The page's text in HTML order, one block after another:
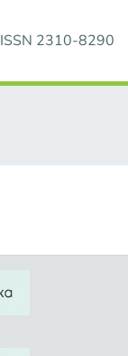
ISSN 2310-8290